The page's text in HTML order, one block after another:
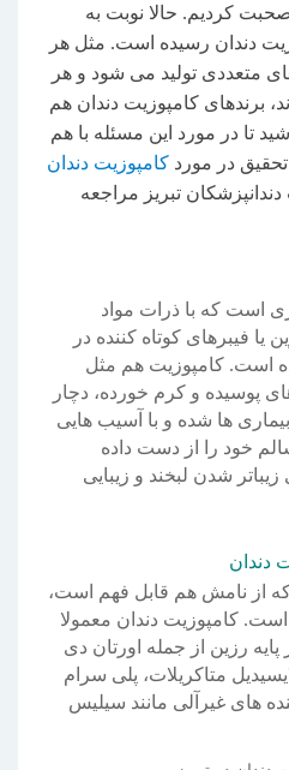
کردیم. حالا نوبت به
دندان رسیده است. مثل هر
متعددی تولید می شود و هر
برندهای کامپوزیت دندان هم
تا در مورد این مسئله با هم
در مورد کامپوزیت دندان
تبریز مراجعه
است که با ذرات مواد
یا فیبرهای کوتاه کننده در
است. کامپوزیت هم مثل
پوسیده و کرم خورده، دچار
ها شده و با آسیب هایی
خود را از دست داده
شدن لبخند و زیبایی
دندان
که از نامش هم قابل فهم است،
کامپوزیت دندان معمولا
رزین از جمله اورتان دی
متاکریلات، پلی سرام
های غیرآلی مانند سیلیس